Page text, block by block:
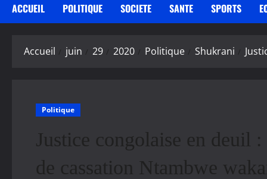
ACCUEIL POLITIQUE SOCIETE SANTE SPORTS
Accueil juin 29 2020 Politique Shukrani
Politique
Justice congolaise en deuil
de cassation Ntambwe